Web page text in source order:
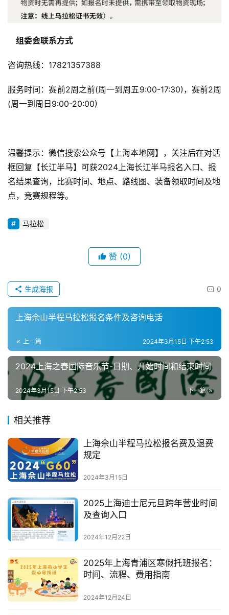
组委会联系方式
咨询热线：17821357388
服务时间：赛前2周之前(周一到周五9:00-17:30)，赛前2周
(周一到周日9:00-20:00)
温馨提示：微信搜索公众号【上海本地网】，关注后在对话
框回复【长江半马】可获2024上海长江半马报名入口、报
名结果查询，比赛时间、地点、路线图、装备领取时间及地
点，竞赛规程等。
马拉松
赞 (0)
0
生成海报
上海佘山半程马拉松报名条件及咨询电话
上一篇 2024年3月15日 下午2:53
2024上海之春国际音乐节-日期、开始时间和结束时间
下一篇
2024年3月15日 下午2:53
相关推荐
上海佘山半程马拉松报名费及退费
规定
2024年3月15日
2025上海迪士尼元旦跨年营业时间
及查询入口
2024年12月22日
2025年上海青浦区寒假托班报名：
时间、流程、费用指南
2024年12月24日